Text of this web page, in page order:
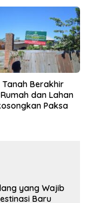
Tanah Berakhir
dan Lahan
Paksa
yang Wajib
Baru